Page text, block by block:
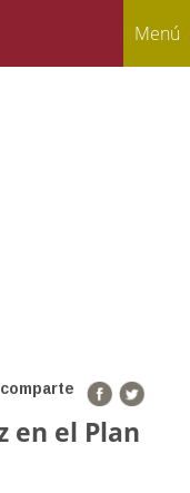
Menú
comparte
en el Plan